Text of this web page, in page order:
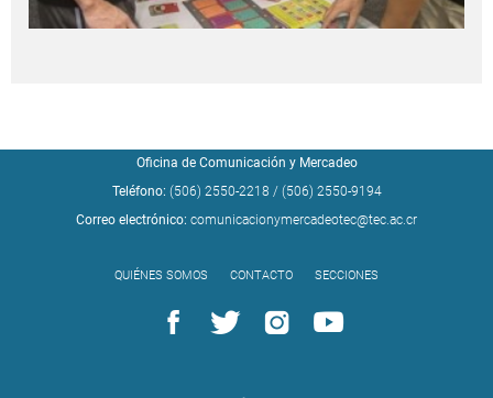
Oficina de Comunicación y Mercadeo
Teléfono: (506) 2550-2218 / (506) 2550-9194
Correo electrónico: comunicacionymercadeotec@tec.ac.cr
QUIÉNES SOMOS CONTACTO SECCIONES